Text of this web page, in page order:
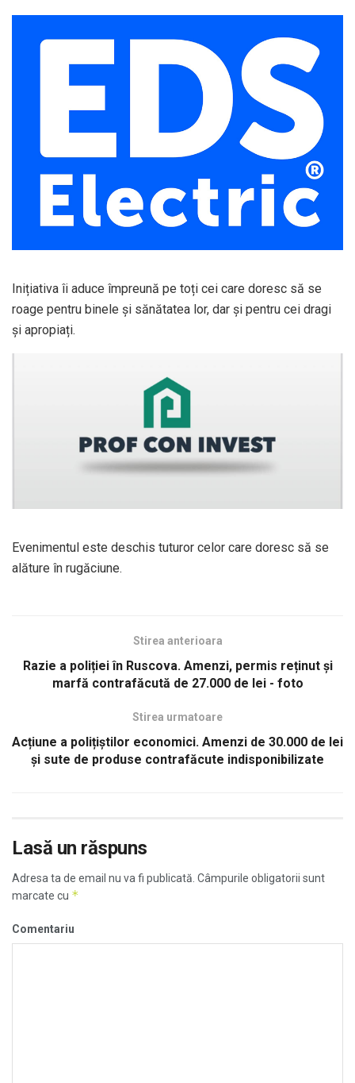
Inițiativa îi aduce împreună pe toți cei care doresc să se
roage pentru binele și sănătatea lor, dar și pentru cei dragi
și apropiați.
Evenimentul este deschis tuturor celor care doresc să se
alăture în rugăciune.
Stirea anterioara
Razie a poliției în Ruscova. Amenzi, permis reținut și
marfă contrafăcută de 27.000 de lei - foto
Stirea urmatoare
Acțiune a polițiștilor economici. Amenzi de 30.000 de lei
și sute de produse contrafăcute indisponibilizate
Lasă un răspuns
Adresa ta de email nu va fi publicată. Câmpurile obligatorii sunt
marcate cu *
Comentariu